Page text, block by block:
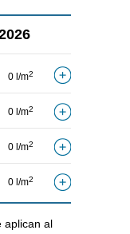
0 l/m2
0 l/m2
0 l/m2
0 l/m2
aplican al